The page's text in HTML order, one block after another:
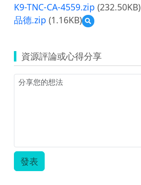
K9-TNC-CA-4559.zip (232.50KB)
品德.zip (1.16KB)
預
覽
資源評論或心得分享
發表